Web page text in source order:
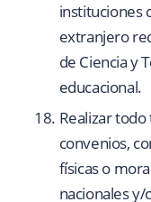
instituciones
extranjero
de Ciencia y
educacional.
Realizar
convenios,
físicas o
nacionales